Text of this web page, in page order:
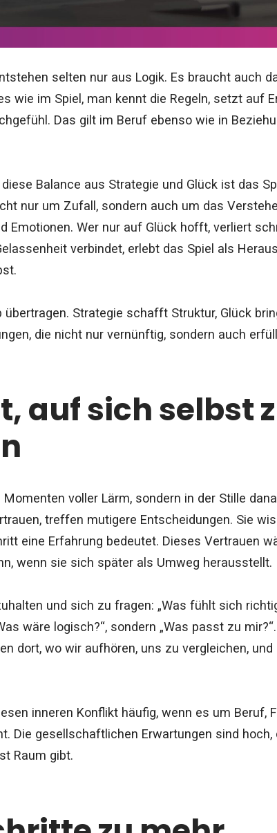
selten nur aus Logik. Es braucht auch
wie im Spiel, man kennt die Regeln, setzt auf
Das gilt im Beruf ebenso wie in
Balance aus Strategie und Glück ist das
nur um Zufall, sondern auch um das
Emotionen. Wer nur auf Glück hofft, verliert
verbindet, erlebt das Spiel als
Strategie schafft Struktur, Glück
die nicht nur vernünftig, sondern auch
auf sich selbst
voller Lärm, sondern in der Stille
treffen mutigere Entscheidungen. Sie
eine Erfahrung bedeutet. Dieses Vertrauen
wenn sie sich später als Umweg herausstellt.
und sich zu fragen: „Was fühlt sich
wäre logisch?“, sondern „Was passt zu
dort, wo wir aufhören, uns zu vergleichen,
inneren Konflikt häufig, wenn es um Beruf,
Die gesellschaftlichen Erwartungen sind
Raum gibt.